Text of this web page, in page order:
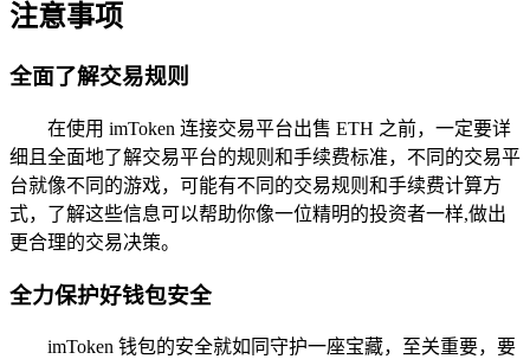
注意事项
全面了解交易规则
在使用 imToken 连接交易平台出售 ETH 之前，一定要详
细且全面地了解交易平台的规则和手续费标准，不同的交易平
台就像不同的游戏，可能有不同的交易规则和手续费计算方
式，了解这些信息可以帮助你像一位精明的投资者一样,做出
更合理的交易决策。
全力保护好钱包安全
imToken 钱包的安全就如同守护一座宝藏，至关重要，要